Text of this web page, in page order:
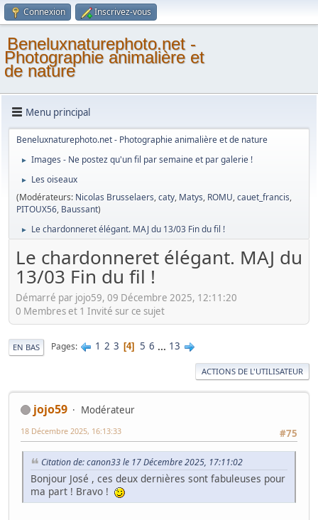
Connexion Inscrivez-vous
Beneluxnaturephoto.net -
Photographie animalière et
de nature
Menu principal
Beneluxnaturephoto.net - Photographie animalière et de nature
► Images - Ne postez qu'un fil par semaine et par galerie !
►
Les oiseaux
(Modérateurs: Nicolas Brusselaers,caty, Matys, ROMU,cauet_francis,
PITOUX56, Baussant)
► Le chardonneret élégant. MAJ du 13/03 Fin du fil !
Le chardonneret élégant. MAJ du
13/03 Fin du fil !
Démarré par jojo59, 09 Décembre 2025, 12:11:20
0 Membres et 1 Invité sur ce sujet
EN BAS Pages 1 2 3 4 5 6 ... 13
ACTIONS DE L'UTILISATEUR
jojo59
Modérateur
#75
18 Décembre 2025, 16:13:33
Citation de: canon33 le 17 Décembre 2025, 17:11:02
Bonjour José , ces deux dernières sont fabuleuses pour
ma part ! Bravo !